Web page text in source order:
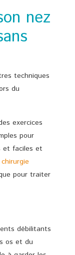
nez
techniques
du
exercices
pour
et faciles et
chirurgie
pour traiter
débilitants
os et du